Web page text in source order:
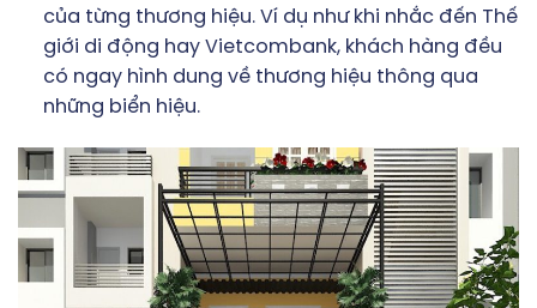
của từng thương hiệu. Ví dụ như khi nhắc đến Thế
giới di động hay Vietcombank, khách hàng đều
có ngay hình dung về thương hiệu thông qua
những biển hiệu.